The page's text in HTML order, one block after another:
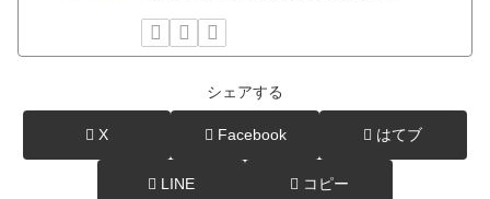
シェアする
X Facebook はてブ
LINE コピー